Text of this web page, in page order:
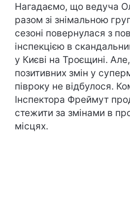
Нагадаємо, що ведуча
разом зі знімальною
сезоні повернулася з
інспекцією в
у Києві на Троєщині.
позитивних змін у
півроку не відбулося.
Інспектора Фреймут
стежити за змінами в
місцях.